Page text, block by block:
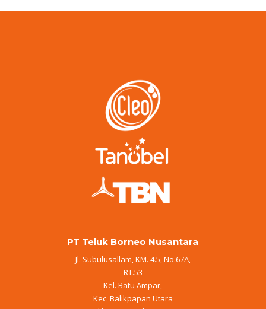
PT Teluk Borneo Nusantara
Jl. Subulusallam, KM. 4.5, No.67A,
RT.53
Kel. Batu Ampar,
Kec. Balikpapan Utara